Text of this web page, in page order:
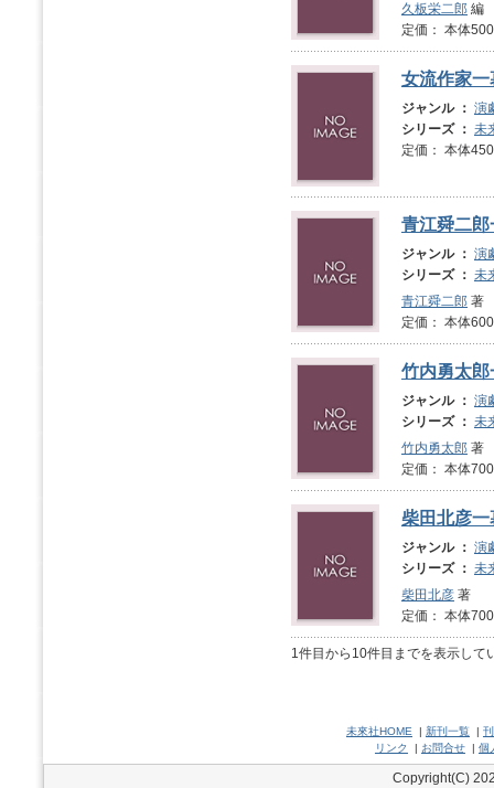
久板栄二郎 編
定価： 本体
女流作家
ジャンル ： 演
シリーズ ： 未
定価： 本体
青江舜二
ジャンル ： 演
シリーズ ： 未
青江舜二郎 著
定価： 本体
竹内勇太郎
ジャンル ： 演
シリーズ ： 未
竹内勇太郎 著
定価： 本体
柴田北彦一
ジャンル ： 演
シリーズ ： 未
柴田北彦 著
定価： 本体
1件目から10件目までを表示して
未來社HOME | 新刊一覧 |
リンク
| お問合せ | 個
Copyright(C)